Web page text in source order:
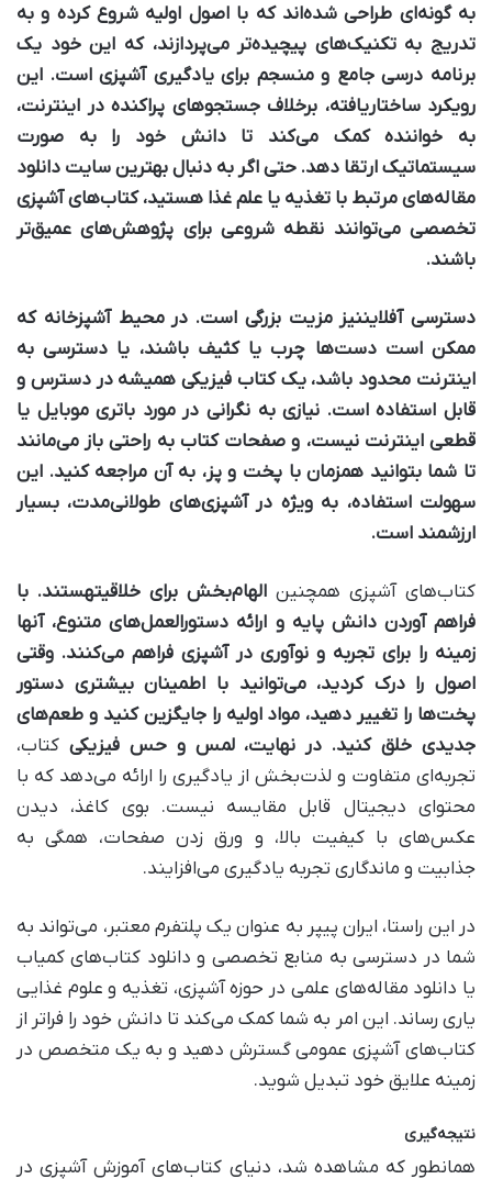
به گونه‌ای طراحی شده‌اند که با اصول اولیه شروع کرده و به
تدریج به تکنیک‌های پیچیده‌تر می‌پردازند، که این خود یک
برنامه درسی جامع و منسجم برای یادگیری آشپزی است. این
رویکرد ساختاریافته، برخلاف جستجوهای پراکنده در اینترنت،
به خواننده کمک می‌کند تا دانش خود را به صورت
سیستماتیک ارتقا دهد. حتی اگر به دنبال بهترین سایت دانلود
مقاله‌های مرتبط با تغذیه یا علم غذا هستید، کتاب‌های آشپزی
تخصصی می‌توانند نقطه شروعی برای پژوهش‌های عمیق‌تر
باشند.
دسترسی آفلایننیز مزیت بزرگی است. در محیط آشپزخانه که
ممکن است دست‌ها چرب یا کثیف باشند، یا دسترسی به
اینترنت محدود باشد، یک کتاب فیزیکی همیشه در دسترس و
قابل استفاده است. نیازی به نگرانی در مورد باتری موبایل یا
قطعی اینترنت نیست، و صفحات کتاب به راحتی باز می‌مانند
تا شما بتوانید همزمان با پخت و پز، به آن مراجعه کنید. این
سهولت استفاده، به ویژه در آشپزی‌های طولانی‌مدت، بسیار
ارزشمند است.
کتاب‌های آشپزی همچنین الهام‌بخش برای خلاقیتهستند. با
فراهم آوردن دانش پایه و ارائه دستورالعمل‌های متنوع، آنها
زمینه را برای تجربه و نوآوری در آشپزی فراهم می‌کنند. وقتی
اصول را درک کردید، می‌توانید با اطمینان بیشتری دستور
پخت‌ها را تغییر دهید، مواد اولیه را جایگزین کنید و طعم‌های
جدیدی خلق کنید. در نهایت،لمس و حس فیزیکی کتاب،
تجربه‌ای متفاوت و لذت‌بخش از یادگیری را ارائه می‌دهد که با
محتوای دیجیتال قابل مقایسه نیست. بوی کاغذ، دیدن
عکس‌های با کیفیت بالا، و ورق زدن صفحات، همگی به
جذابیت و ماندگاری تجربه یادگیری می‌افزایند.
در این راستا، ایران پیپر به عنوان یک پلتفرم معتبر، می‌تواند به
شما در دسترسی به منابع تخصصی و دانلود کتاب‌های کمیاب
یا دانلود مقاله‌های علمی در حوزه آشپزی، تغذیه و علوم غذایی
یاری رساند. این امر به شما کمک می‌کند تا دانش خود را فراتر از
کتاب‌های آشپزی عمومی گسترش دهید و به یک متخصص در
زمینه علایق خود تبدیل شوید.
نتیجه‌گیری
همانطور که مشاهده شد، دنیای کتاب‌های آموزش آشپزی در